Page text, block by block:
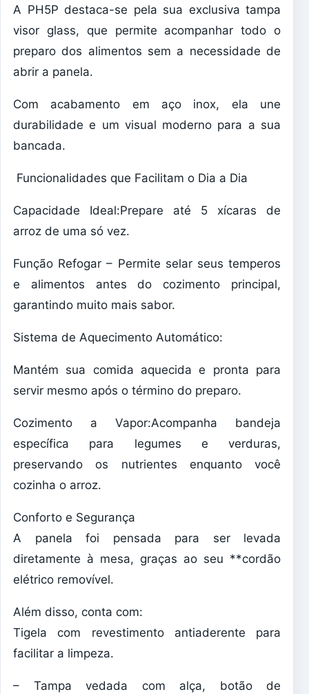
A PH5P destaca-se pela sua exclusiva tampa
visor glass, que permite acompanhar todo o
preparo dos alimentos sem a necessidade de
abrir a panela.
Com acabamento em aço inox, ela une
durabilidade e um visual moderno para a sua
bancada.
Funcionalidades que Facilitam o Dia a Dia
Capacidade Ideal:Prepare até 5 xícaras de
arroz de uma só vez.
Função Refogar – Permite selar seus temperos
e alimentos antes do cozimento principal,
garantindo muito mais sabor.
Sistema de Aquecimento Automático:
Mantém sua comida aquecida e pronta para
servir mesmo após o término do preparo.
Cozimento a Vapor:Acompanha bandeja
específica para legumes e verduras,
preservando os nutrientes enquanto você
cozinha o arroz.
Conforto e Segurança
A panela foi pensada para ser levada
diretamente à mesa, graças ao seu **cordão
elétrico removível.
Além disso, conta com:
Tigela com revestimento antiaderente para
facilitar a limpeza.
– Tampa vedada com alça, botão de